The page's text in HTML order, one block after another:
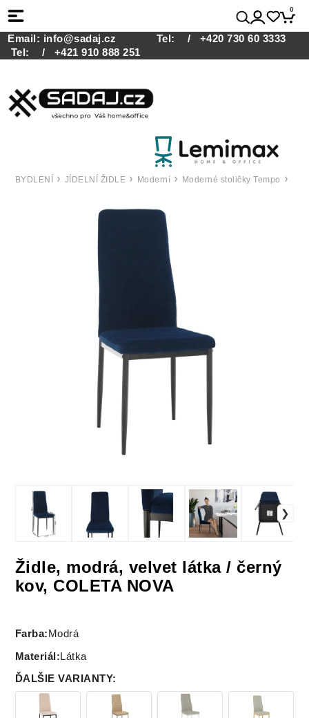
0
Email: info@sadaj.cz Tel:
/ +420 730 60 3333
Tel:
/ +421 910 888 251
BYDLENÍ JÍDELNÍ ŽIDLE Moderní Moderné stoličky Tempo
Židle, modrá, velvet látka / černý
kov, COLETA NOVA
Farba: Modrá
Materiál : Látka
ĎALŠIE VARIANTY: